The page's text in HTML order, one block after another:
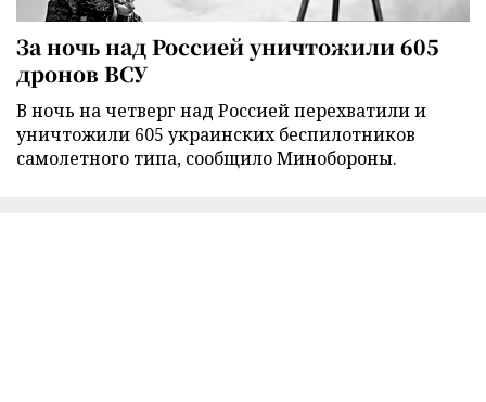
За ночь над Россией уничтожили 605
дронов ВСУ
В ночь на четверг над Россией перехватили и
уничтожили 605 украинских беспилотников
самолетного типа, сообщило Минобороны.